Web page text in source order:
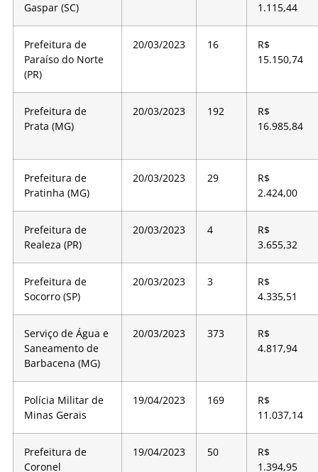
Gaspar (SC)
1.115,44
Prefeitura de
Paraíso do Norte
(PR)
20/03/2023 16
R$
15.150,74
Prefeitura de
Prata (MG)
20/03/2023 192
R$
16.985,84
Prefeitura de
Pratinha (MG)
20/03/2023 29
R$
2.424,00
Prefeitura de
Realeza (PR)
20/03/2023 4
R$
3.655,32
Prefeitura de
Socorro (SP)
20/03/2023 3
R$
4.335,51
Serviço de Água e
Saneamento de
Barbacena (MG)
20/03/2023 373
R$
4.817,94
Polícia Militar de
Minas Gerais
19/04/2023 169
R$
11.037,14
Prefeitura de
Coronel
19/04/2023 50
R$
1.394,95